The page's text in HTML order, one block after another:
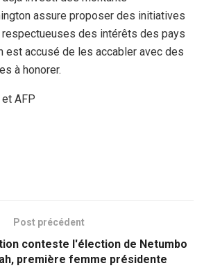
assure proposer des initiatives
des intérêts des pays
est accusé de les accabler avec des
à honorer.
et AFP
Post précédent
conteste l'élection de Netumbo
première femme présidente